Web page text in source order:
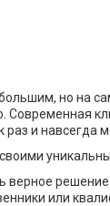
но на
Современная
и навсегда
или